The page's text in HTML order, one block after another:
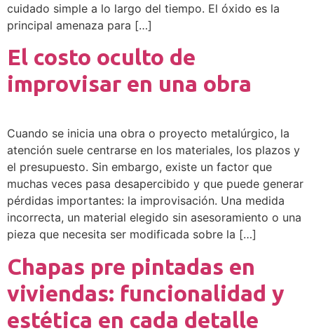
cuidado simple a lo largo del tiempo. El óxido es la
principal amenaza para […]
El costo oculto de
improvisar en una obra
Cuando se inicia una obra o proyecto metalúrgico, la
atención suele centrarse en los materiales, los plazos y
el presupuesto. Sin embargo, existe un factor que
muchas veces pasa desapercibido y que puede generar
pérdidas importantes: la improvisación. Una medida
incorrecta, un material elegido sin asesoramiento o una
pieza que necesita ser modificada sobre la […]
Chapas pre pintadas en
viviendas: funcionalidad y
estética en cada detalle